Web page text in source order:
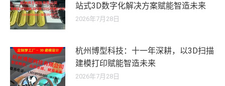
站式3D数字化解决方案赋能智造未来
2026年7月28日
杭州博型科技：十一年深耕，以3D扫描
建模打印赋能智造未来
2026年7月28日